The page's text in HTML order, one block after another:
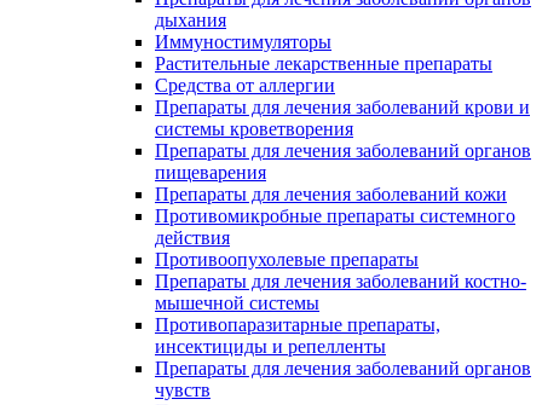
дыхания
Иммуностимуляторы
Растительные лекарственные препараты
Средства от аллергии
Препараты для лечения заболеваний крови и
системы кроветворения
Препараты для лечения заболеваний органов
пищеварения
Препараты для лечения заболеваний кожи
Противомикробные препараты системного
действия
Противоопухолевые препараты
Препараты для лечения заболеваний костно-
мышечной системы
Противопаразитарные препараты,
инсектициды и репелленты
Препараты для лечения заболеваний органов
чувств